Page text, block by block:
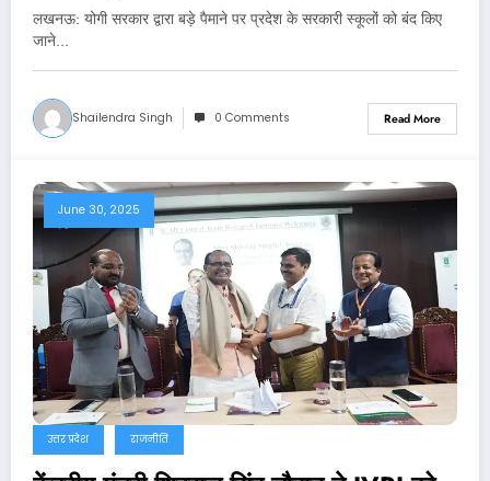
लखनऊ: योगी सरकार द्वारा बड़े पैमाने पर प्रदेश के सरकारी स्कूलों को बंद किए
जाने…
Shailendra Singh 0 Comments Read More
June 30, 2025
उत्तर प्रदेश राजनीति